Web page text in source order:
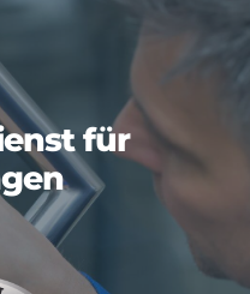
für